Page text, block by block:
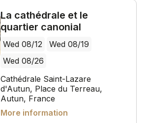
La cathédrale et le
quartier canonial
Wed 08/12
Wed 08/19
Wed 08/26
Cathédrale Saint-Lazare
d'Autun, Place du Terreau,
Autun, France
More information